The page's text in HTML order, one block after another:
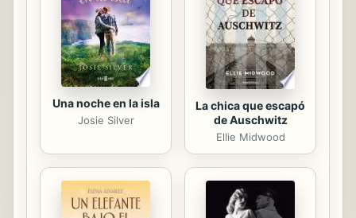
perfecta de ayudarnos responder a
esas preguntas. Y en Escape la
noche que viene, el ...
Una noche en la isla
Josie Silver
La chica que escapó
de Auschwitz
Ellie Midwood